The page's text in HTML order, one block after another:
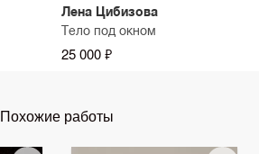
Лена Цибизова
Тело под окном
25 000 ₽
Похожие работы